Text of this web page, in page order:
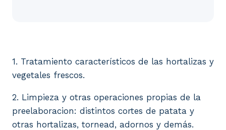
1. Tratamiento característicos de las hortalizas y
vegetales frescos.
2. Limpieza y otras operaciones propias de la
preelaboracion: distintos cortes de patata y
otras hortalizas, tornead, adornos y demás.